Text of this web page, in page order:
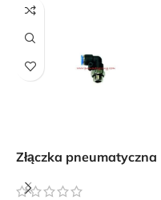
Złączka pneumatyczna
GZ